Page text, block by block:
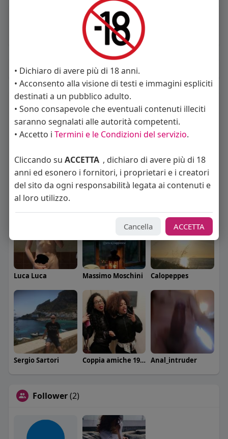
donne
Album (0)
Seguiti(23)
Angelica Cattaneo callmevittoria Elisa Esposito
Luca Luca Massimo Moschini Calopeppes
Sergio Sartori Coppia amiche 19 e 20 anni Anal_intruder
Follower(2)
• Dichiaro di avere più di 18 anni.
• Acconsento alla visione di testi e immagini espliciti
destinati a un pubblico adulto.
• Sono consapevole che eventuali contenuti illeciti
saranno segnalati alle autorità competenti.
• Accetto i Termini e le Condizioni del servizio.
Cliccando su ACCETTA , dichiaro di avere più di 18
anni ed esonero i fornitori, i proprietari e i creatori
del sito da ogni responsabilità legata ai contenuti e
al loro utilizzo.
Cancella ACCETTA